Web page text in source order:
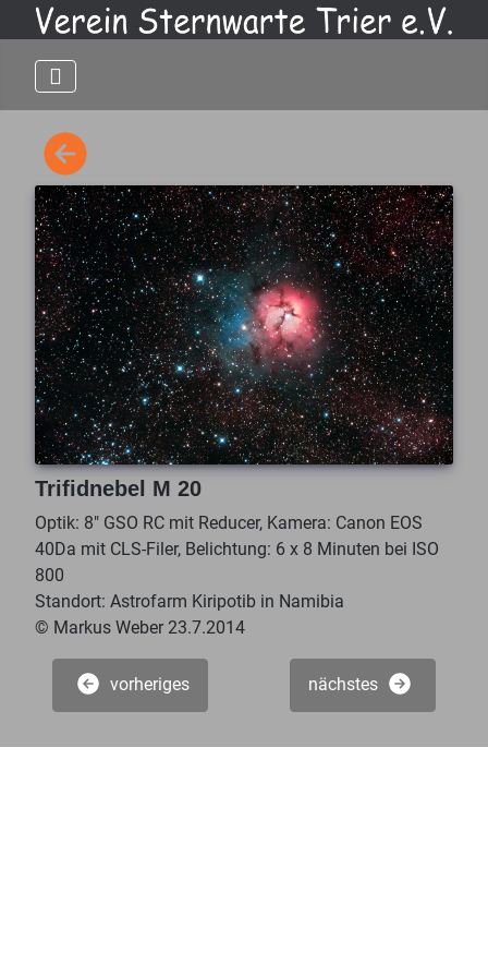
Trifidnebel M 20
Optik: 8" GSO RC mit Reducer, Kamera: Canon EOS
40Da mit CLS-Filer, Belichtung: 6 x 8 Minuten bei ISO
800
Standort: Astrofarm Kiripotib in Namibia
© Markus Weber 23.7.2014
vorheriges nächstes